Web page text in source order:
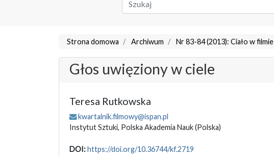
Strona domowa Archiwum Nr 83-84 (2013): Ciało w filmie
Głos uwięziony w ciele
Teresa Rutkowska
kwartalnik.filmowy@ispan.pl
Instytut Sztuki, Polska Akademia Nauk(Polska)
DOI:https://doi.org/10.36744/kf.2719